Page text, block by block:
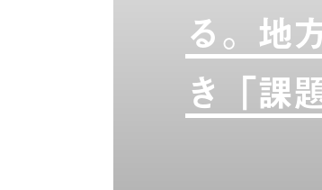
る。地
き「課